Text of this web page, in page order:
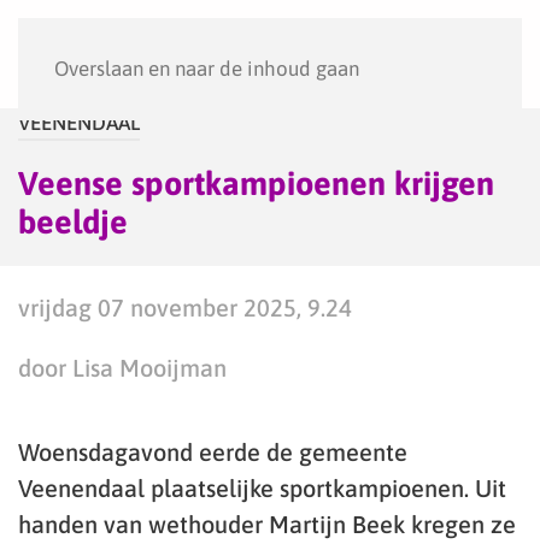
Overslaan en naar de inhoud gaan
VEENENDAAL
Veense sportkampioenen krijgen
beeldje
vrijdag 07 november 2025, 9.24
door Lisa Mooijman
Woensdagavond eerde de gemeente
Veenendaal plaatselijke sportkampioenen. Uit
handen van wethouder Martijn Beek kregen ze